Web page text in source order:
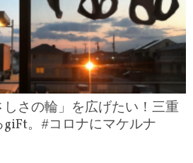
さの輪」を広げたい！三重
。#コロナにマケルナ